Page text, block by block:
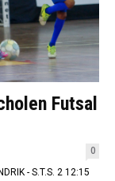
Futsal
0